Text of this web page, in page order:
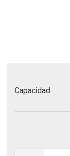
Capacidad: